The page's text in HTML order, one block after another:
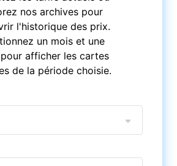
nos archives pour
l'historique des prix.
un mois et une
afficher les cartes
de la période choisie.